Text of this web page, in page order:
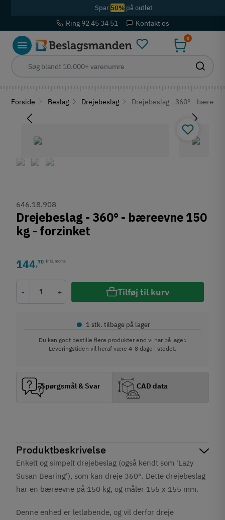
Spar 50%på outlet
Ring 92 45 34 51 Kontakt os
0
Forside Beslag Drejebeslag Drejebeslag - 360° -
Produktbeskrivelse
Enkelt og simpelt drejebeslag (også kendt som 'Lazy
Susan Bearing'), som kan dreje 360°. Dette drejebeslag
har en bæreevne på 150 kg, og måler 155 x 155 mm.
Denne enhed er letløbende, og vil derfor dreje
646.18.908
Drejebeslag - 360° - bæreevne 150
kg - forzinket
144,70 Inkl. moms
- + Tilføj til kurv
• 1 stk. tilbage på lager
Du kan godt bestille flere produkter end vi har på lager.
Leveringstiden vil heraf være 4-8 dage i stedet.
Spørgsmål & Svar CAD data